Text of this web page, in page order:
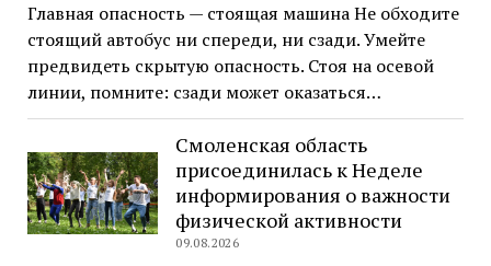
Главная опасность — стоящая машина Не обходите
стоящий автобус ни спереди, ни сзади. Умейте
предвидеть скрытую опасность. Стоя на осевой
линии, помните: сзади может оказаться…
Смоленская область
присоединилась к Неделе
информирования о важности
физической активности
09.08.2026